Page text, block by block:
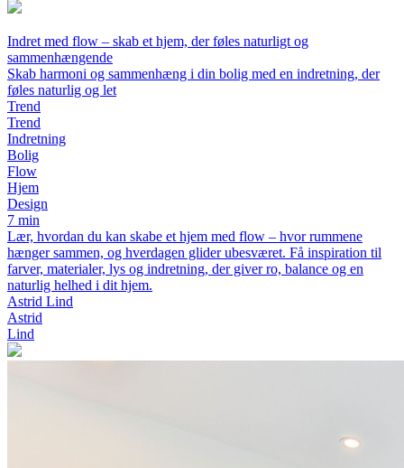
Indret med flow – skab et hjem, der føles naturligt og
sammenhængende
Skab harmoni og sammenhæng i din bolig med en indretning, der
føles naturlig og let
Trend
Trend
Indretning
Bolig
Flow
Hjem
Design
7 min
Lær, hvordan du kan skabe et hjem med flow – hvor rummene
hænger sammen, og hverdagen glider ubesværet. Få inspiration til
farver, materialer, lys og indretning, der giver ro, balance og en
naturlig helhed i dit hjem.
Astrid Lind
Astrid
Lind